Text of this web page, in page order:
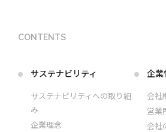
CONTENTS
サステナビリティ
サステナビリティへの取り組
み
企業理念
企業
会社
営業
会社